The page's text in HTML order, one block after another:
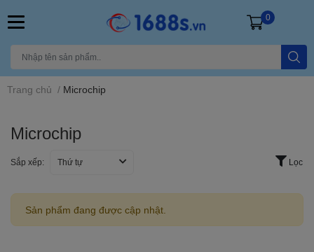
0
Trang chủ / Microchip
Microchip
Sắp xếp: Thứ tự Lọc
Sản phẩm đang được cập nhật.